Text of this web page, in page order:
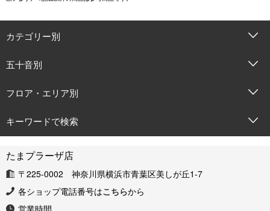
カテゴリー別
五十音別
フロア・エリア別
キーワードで検索
たまプラーザ店
〒225-0002 神奈川県横浜市青葉区美しが丘1-7
各ショップ電話番号はこちらから
営業時間